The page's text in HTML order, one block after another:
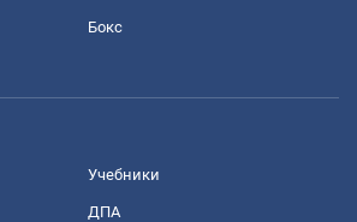
Бокс
Учебники
ДПА